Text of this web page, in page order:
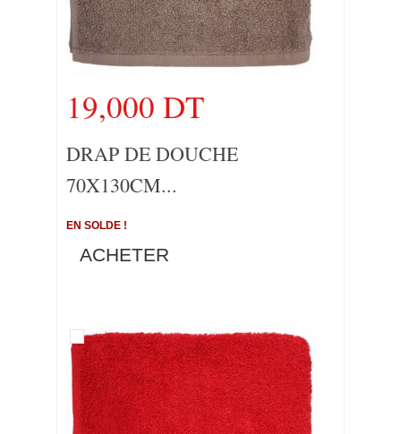
19,000 DT
DRAP DE DOUCHE
70X130CM...
EN SOLDE !
ACHETER